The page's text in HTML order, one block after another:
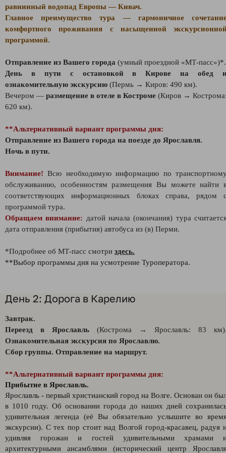
равнинный водопад Европы — Кивач.
Главное преимущество тура — гармоничное
комфортного проживания с насыщенной
программой.
Отправление из Вашего города (умный проездной «МТ-пасс»)*.
День в пути с остановкой в Кирове на обед
ознакомительную экскурсию (Пермь → Киров: 490 км).
Вечером — размещение в отеле в Костроме (Киров →
620 км).
**Альтернативный вариант программы дня:
Отправление из Вашего города на поезде до Ярославля.
Ночь в пути.
Внимание! Всю необходимую информацию по
обслуживанию, особенностям размещения Вы можете найти
соответствующих информационных блоках справа, рядом
программой тура.
Обращаем внимание: датой начала (окончания) тура
дата отправления (прибытия) автобуса из (в) Перми.
*Подробнее об МТ-пасс смотри здесь.
**Выбор программы дня на усмотрение Туроператора.
День 2: Дорога в Карелию
Завтрак.
Переезд в Ярославль (Кострома → Ярославль: 83
Ознакомительная экскурсия по Ярославлю.
Сбор группы. Отправление на маршрут.
**Альтернативный вариант программы дня:
Прибытие в Ярославль.
Ярославль - первый христианский город на Волге. Основан он
в 1010 году. Об основании города до наших дней
удивительная легенда (её Вы обязательно услышите во
экскурсии). С тех пор стоит над Волгой город-красавец, радуя
удивляя горожан и гостей удивительными храмами
архитектурными ансамблями (исторический центр